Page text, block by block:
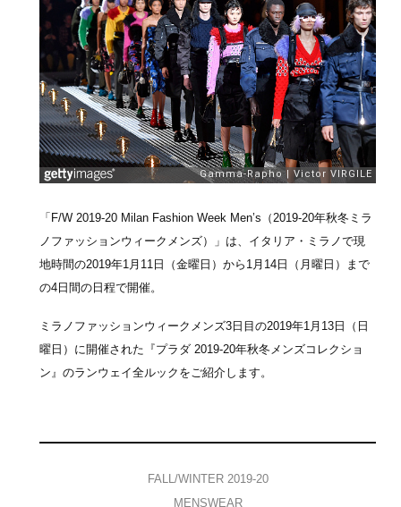
「F/W 2019-20 Milan Fashion Week Men’s（2019-20年秋冬ミラ
ノファッションウィークメンズ）」は、イタリア・ミラノで現
地時間の2019年1月11日（金曜日）から1月14日（月曜日）まで
の4日間の日程で開催。
ミラノファッションウィークメンズ3日目の2019年1月13日（日
曜日）に開催された『プラダ 2019-20年秋冬メンズコレクショ
ン』のランウェイ全ルックをご紹介します。
FALL/WINTER 2019-20
MENSWEAR